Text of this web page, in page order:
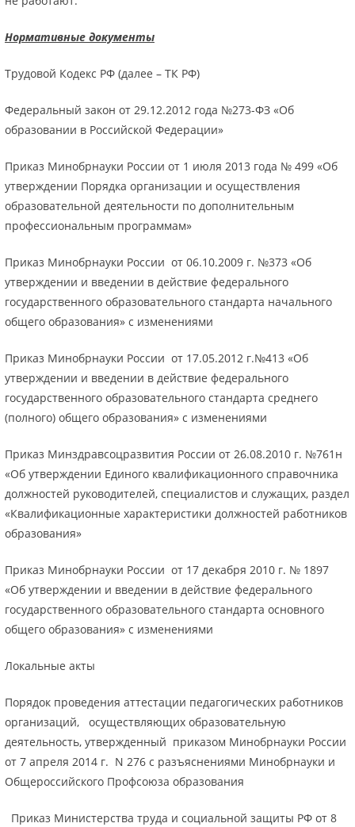
Нормативные документы
Трудовой Кодекс РФ (далее – ТК РФ)
Федеральный закон от 29.12.2012 года №273-ФЗ «Об
образовании в Российской Федерации»
Приказ Минобрнауки России от 1 июля 2013 года № 499 «Об
утверждении Порядка организации и осуществления
образовательной деятельности по дополнительным
профессиональным программам»
Приказ Минобрнауки России от 06.10.2009 г. №373 «Об
утверждении и введении в действие федерального
государственного образовательного стандарта начального
общего образования» с изменениями
Приказ Минобрнауки России от 17.05.2012 г.№413 «Об
утверждении и введении в действие федерального
государственного образовательного стандарта среднего
(полного) общего образования» с изменениями
Приказ Минздравсоцразвития России от 26.08.2010 г. №761н
«Об утверждении Единого квалификационного справочника
должностей руководителей, специалистов и служащих, раздел
«Квалификационные характеристики должностей работников
образования»
Приказ Минобрнауки России от 17 декабря 2010 г. № 1897
«Об утверждении и введении в действие федерального
государственного образовательного стандарта основного
общего образования» с изменениями
Локальные акты
Порядок проведения аттестации педагогических работников
организаций, осуществляющих образовательную
деятельность, утвержденный приказом Минобрнауки России
от 7 апреля 2014 г. N 276 с разъяснениями Минобрнауки и
Общероссийского Профсоюза образования
Приказ Министерства труда и социальной защиты РФ от 8